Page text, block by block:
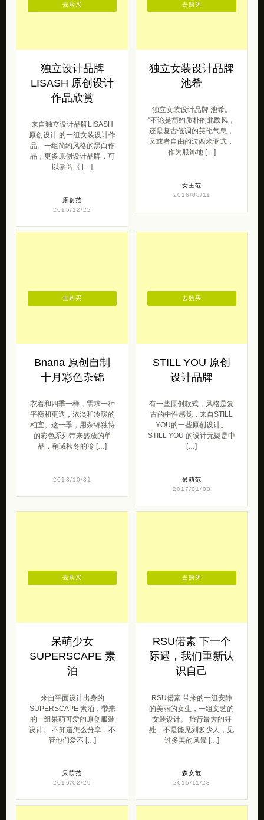
独立设计品牌
LISASH 原创设计
作品欣赏
来自独立设计品牌LISASH
原创设计 的一组女装设计作
品。一组简约风格的黑白作
品，更多原创设计品牌，可
以参阅《 […]
原创范
2015/12/22
去购买
独立女装设计品牌
池希
独立女装设计品牌 池希。
“不论是简约质朴的北欧风，
还是复古低调的英伦气息，
又或者自由的波西米亚式，
作为服饰地 […]
女王范
2016/08/11
去购买
Bnana 原创自制
十月彩色杂锦
衣着和四季一样，需求一种
平衡和更迭，浓淡和冷暖的
相宜。这一季，用杂锦独特
的彩色系列带来盛放的单
品，稍减秋冬的冷 […]
2013/10/31
去购买
STILL YOU 原创
设计品牌
有一些原创款式，风格是复
古的中性感觉，来自STILL
YOU的一些原创设计。
STILL YOU 的设计无疑是中
[…]
呆萌范
2017/01/03
去购买
呆萌少女
SUPERSCAPE 素
泊
来自平面设计出身的
SUPERSCAPE 素泊，带来
的一组呆萌可爱的原创服装
设计。 不知道怎么分享，不
管他们爱不 […]
呆萌范
2016/02/29
去购买
RSU偌素 下一个
际遇，我们重新认
识自己
RSU偌素 带来的一组安静
的美丽的女生，一组文艺的
女装设计。 旅行最大的好
处，不是能见到多少人，见
过多美的风景 […]
森女范
2015/11/23
去购买